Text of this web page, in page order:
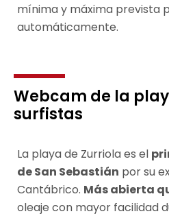
mínima y máxima prevista
automáticamente.
Webcam de la
surfistas
La playa de Zurriola es el
de San Sebastián por su
Cantábrico. Más abierta
oleaje con mayor facilidad